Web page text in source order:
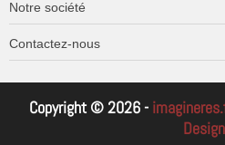
Notre société
Contactez-nous
Copyright © 2026 -
Design